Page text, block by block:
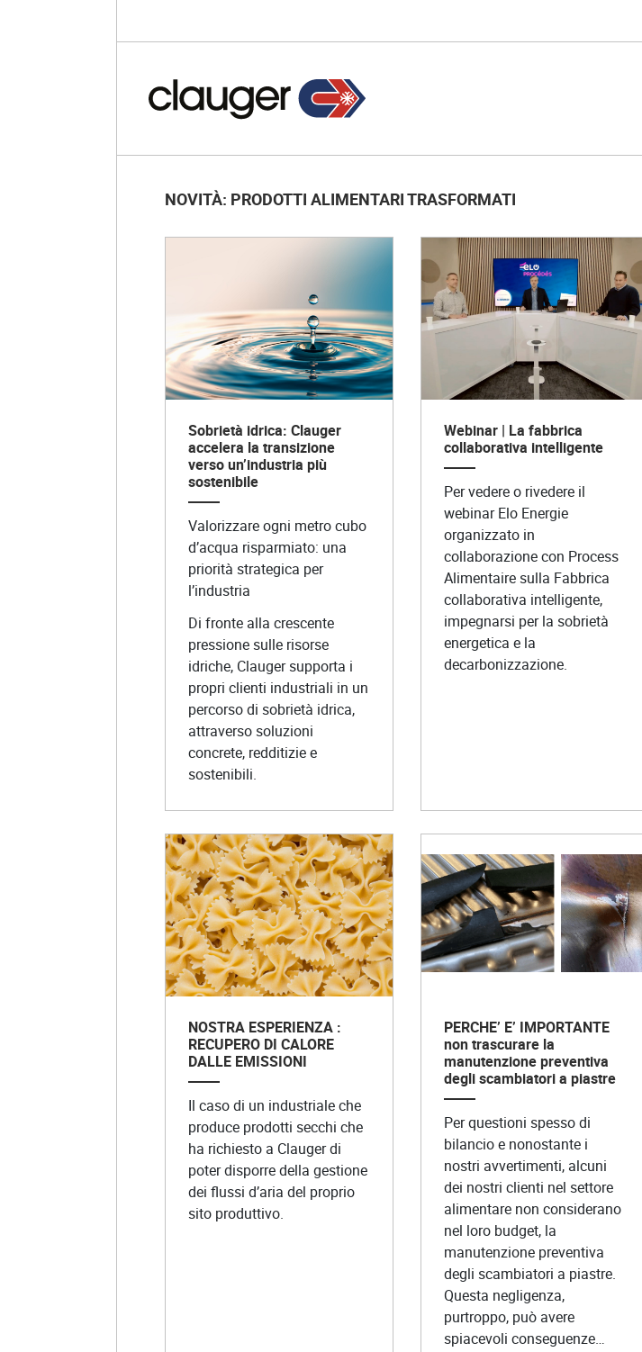
NOVITÀ: PRODOTTI ALIMENTARI TRASFORMATI
Sobrietà idrica: Clauger
accelera la transizione
verso un’industria più
sostenibile
Valorizzare ogni metro cubo
d’acqua risparmiato: una
priorità strategica per
l’industria
Di fronte alla crescente
pressione sulle risorse
idriche, Clauger supporta i
propri clienti industriali in un
percorso di sobrietà idrica,
attraverso soluzioni
concrete, redditizie e
sostenibili.
Webinar | La fabbrica
collaborativa intelligente
Per vedere o rivedere il
webinar Elo Energie
organizzato in
collaborazione con Process
Alimentaire sulla Fabbrica
collaborativa intelligente,
impegnarsi per la sobrietà
energetica e la
decarbonizzazione.
NOSTRA ESPERIENZA :
RECUPERO DI CALORE
DALLE EMISSIONI
Il caso di un industriale che
produce prodotti secchi che
ha richiesto a Clauger di
poter disporre della gestione
dei flussi d’aria del proprio
sito produttivo.
PERCHE’ E’ IMPORTANTE
non trascurare la
manutenzione preventiva
degli scambiatori a piastre
Per questioni spesso di
bilancio e nonostante i
nostri avvertimenti, alcuni
dei nostri clienti nel settore
alimentare non considerano
nel loro budget, la
manutenzione preventiva
degli scambiatori a piastre.
Questa negligenza,
purtroppo, può avere
spiacevoli conseguenze…